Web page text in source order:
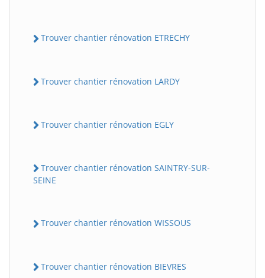
Trouver chantier rénovation ETRECHY
Trouver chantier rénovation LARDY
Trouver chantier rénovation EGLY
Trouver chantier rénovation SAINTRY-SUR-
SEINE
Trouver chantier rénovation WISSOUS
Trouver chantier rénovation BIEVRES